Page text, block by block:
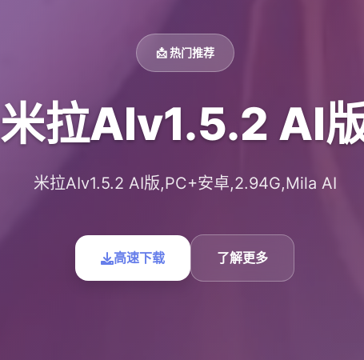
📩 热门推荐
米拉AIv1.5.2 AI
米拉AIv1.5.2 AI版,PC+安卓,2.94G,Mila AI
高速下载 了解更多